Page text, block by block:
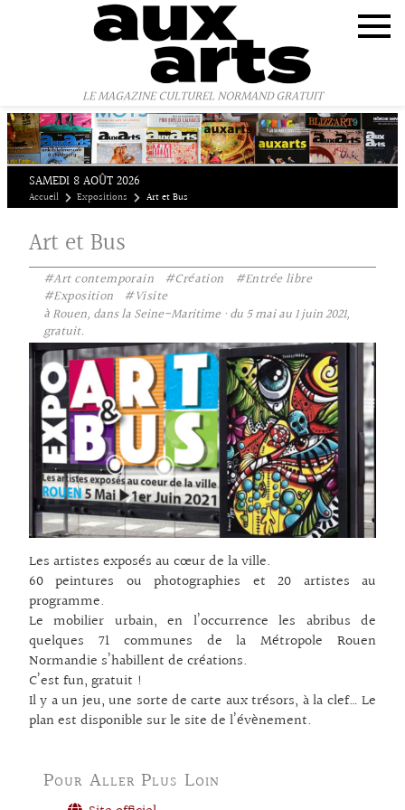
LE MAGAZINE CULTUREL NORMAND GRATUIT
SAMEDI 8 AOÛT 2026
Accueil Expositions Art et Bus
Art et Bus
#Art contemporain #Création
#Entrée libre
#Exposition
#Visite
à Rouen, dans la Seine-Maritime · du 5 mai au 1 juin 2021,
gratuit.
Les artistes exposés au cœur de la ville.
60 peintures ou photographies et 20 artistes au
programme.
Le mobilier urbain, en l’occurrence les abribus de
quelques 71 communes de la Métropole Rouen
Normandie s’habillent de créations.
C’est fun, gratuit !
Il y a un jeu, une sorte de carte aux trésors, à la clef… Le
plan est disponible sur le site de l’évènement.
Pour Aller Plus Loin
Panneau de gestion des cookies